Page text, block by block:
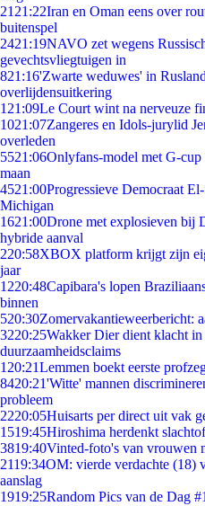
21 21:22Iran en Oman eens over
buitenspel
2421:19NAVO zet wegens
gevechtsvliegtuigen in
821:16'Zwarte weduwes' in
overlijdensuitkering
1 21:09Le Court wint na nerveuze
1021:07Zangeres en Idols-jurylid
overleden
5521:06Onlyfans-model met G-
maan
4521:00Progressieve Democraat
Michigan
1621:00Drone met explosieven bij
hybride aanval
220:58XBOX platform krijgt zijn
jaar
1220:48Capibara's lopen
binnen
520:30Zomervakantieweerbericht:
3220:25Wakker Dier dient klacht
duurzaamheidsclaims
1 20:21Lemmen boekt eerste
8420:21'Witte' mannen
probleem
2220:05Huisarts per direct uit vak
1519:45Hiroshima herdenkt
3819:40Vinted-foto's van vrouwen
2119:34OM: vierde verdachte (18)
aanslag
1919:25Random Pics van de Dag